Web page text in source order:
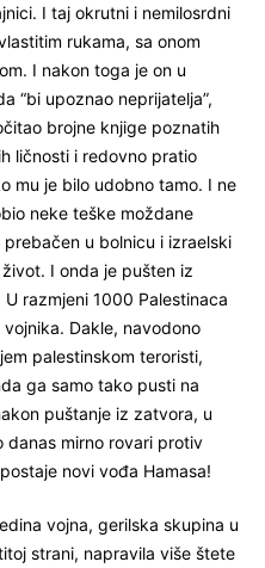
I taj okrutni i nemilosrdni
rukama, sa onom
I nakon toga je on u
“bi upoznao neprijatelja”,
brojne knjige poznatih
ličnosti i redovno pratio
mu je bilo udobno tamo. I ne
neke teške moždane
u bolnicu i izraelski
I onda je pušten iz
razmjeni 1000 Palestinaca
Dakle, navodono
palestinskom teroristi,
ga samo tako pusti na
puštanje iz zatvora, u
danas mirno rovari protiv
novi vođa Hamasa!
vojna, gerilska skupina u
strani, napravila više štete